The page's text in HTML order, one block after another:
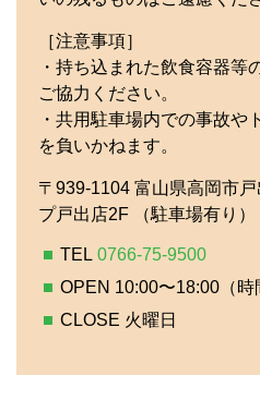
［注意事項］
・持ち込まれた飲食容器等
ご協力ください。
・共用駐車場内での事故や
を負いかねます。
〒939-1104 富山県高岡市
プ戸出店2F （駐車場有り）
TEL 0766-75-9500
OPEN 10:00〜18:00（時
CLOSE 火曜日